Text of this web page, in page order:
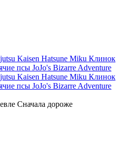
Kaisen Hatsune Miku Клинок
псы JoJo's Bizarre Adventure
Kaisen Hatsune Miku Клинок
псы JoJo's Bizarre Adventure
Сначала дороже